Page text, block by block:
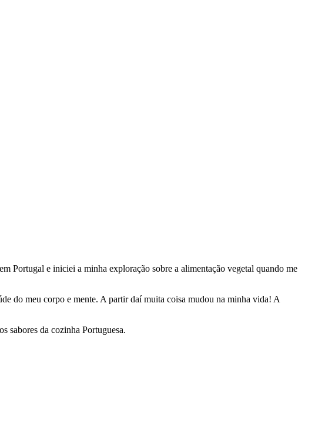
Portugal e iniciei a minha exploração sobre a alimentação vegetal quando me
do meu corpo e mente. A partir daí muita coisa mudou na minha vida! A
sabores da cozinha Portuguesa.